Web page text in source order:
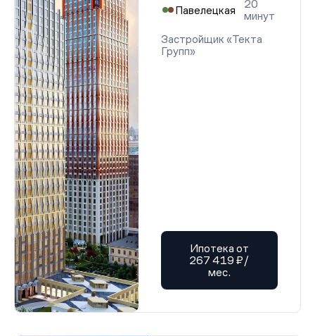
Павелецкая
20
минут
Застройщик «Текта
Групп»
Ипотека от
267 419 ₽/
мес.